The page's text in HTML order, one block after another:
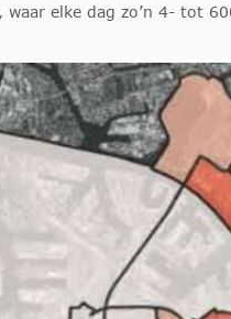
elke dag zo’n 4- tot